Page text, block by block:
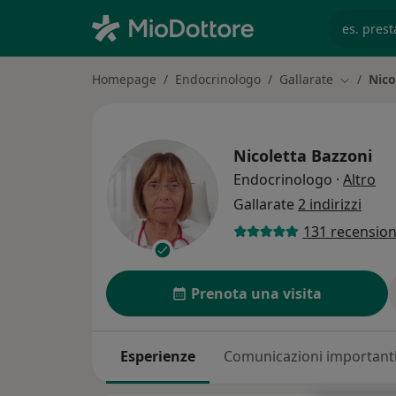
Homepage Endocrinologo Gallarate Cambia
Nicoletta Bazzoni
Endocrinologo · Altro
Gallarate 2 indirizzi
131
Prenota una visita
Esperienze Comunicazioni importanti